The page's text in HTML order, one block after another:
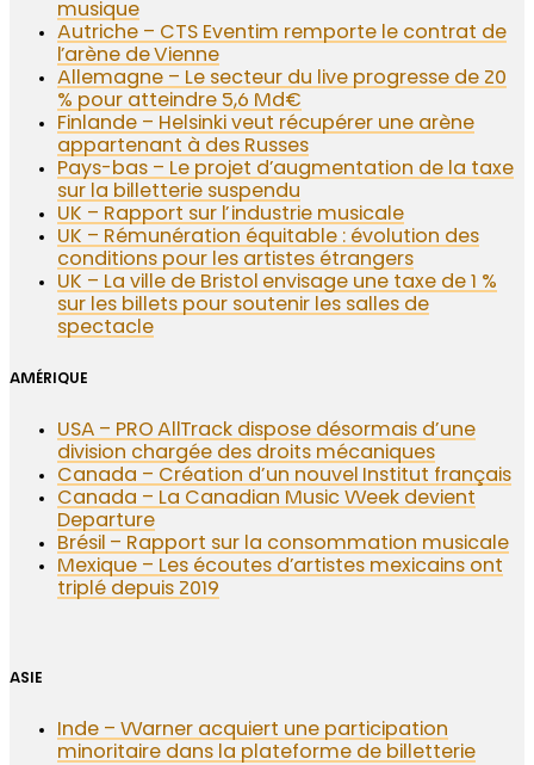
musique
Autriche – CTS Eventim remporte le contrat de
l’arène de Vienne
Allemagne – Le secteur du live progresse de 20
% pour atteindre 5,6 Md€
Finlande – Helsinki veut récupérer une arène
appartenant à des Russes
Pays-bas – Le projet d’augmentation de la taxe
sur la billetterie suspendu
UK – Rapport sur l’industrie musicale
UK – Rémunération équitable : évolution des
conditions pour les artistes étrangers
UK – La ville de Bristol envisage une taxe de 1 %
sur les billets pour soutenir les salles de
spectacle
AMÉRIQUE
USA – PRO AllTrack dispose désormais d’une
division chargée des droits mécaniques
Canada – Création d’un nouvel Institut français
Canada – La Canadian Music Week devient
Departure
Brésil – Rapport sur la consommation musicale
Mexique – Les écoutes d’artistes mexicains ont
triplé depuis 2019
ASIE
Inde – Warner acquiert une participation
minoritaire dans la plateforme de billetterie